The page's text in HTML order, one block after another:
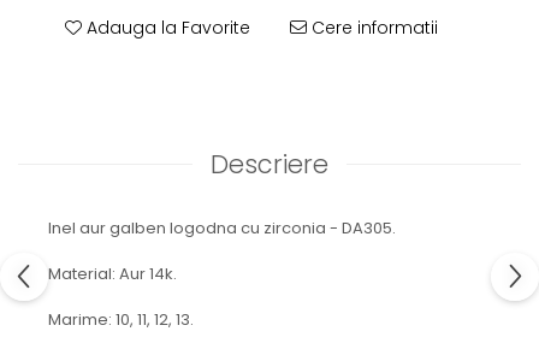
Adauga la Favorite Cere informatii
Descriere
Inel aur galben logodna cu zirconia - DA305.
Material: Aur 14k.
Marime: 10, 11, 12, 13.